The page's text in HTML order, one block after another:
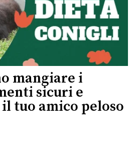
mangiare i
sicuri e
tuo amico peloso